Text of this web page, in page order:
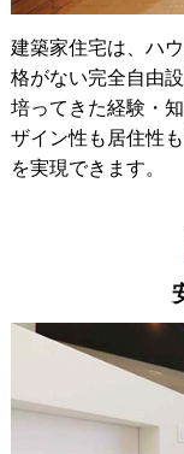
建築家住宅は、ハ
格がない完全自由設
培ってきた経験・
ザイン性も居住性
を実現できます。